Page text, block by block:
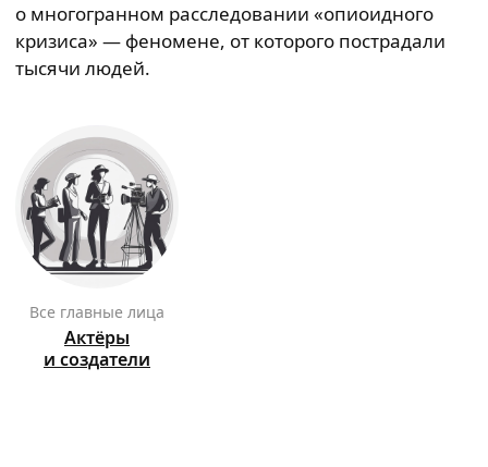
о многогранном расследовании «опиоидного
кризиса» — феномене, от которого пострадали
тысячи людей.
Все главные лица
Актёры
и создатели